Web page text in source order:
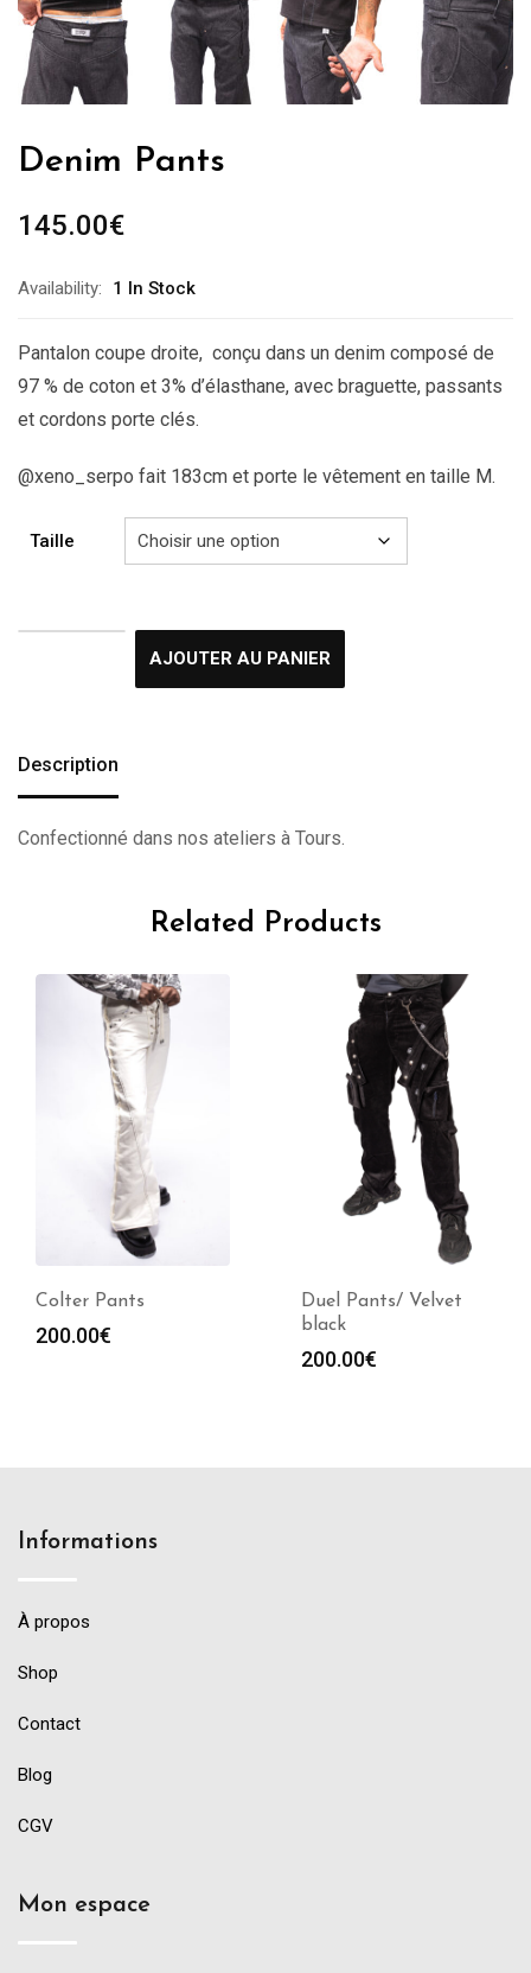
Denim Pants
145.00€
Availability: 1 In Stock
Pantalon coupe droite, conçu dans un denim composé de
97 % de coton et 3% d’élasthane, avec braguette, passants
et cordons porte clés.
@xeno_serpo fait 183cm et porte le vêtement en taille M.
Taille
AJOUTER AU PANIER
Description
Confectionné dans nos ateliers à Tours.
Related Products
Colter Pants
200.00€
Duel Pants/ Velvet
black
200.00€
Informations
À propos
Shop
Contact
Blog
CGV
Mon espace